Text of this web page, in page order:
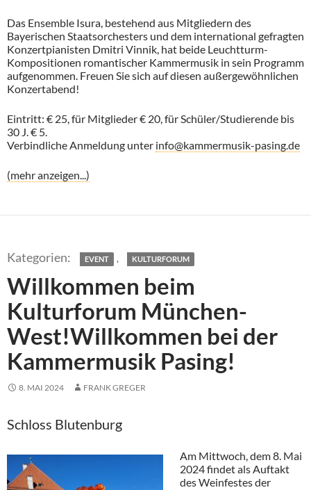
Das Ensemble Isura, bestehend aus Mitgliedern des
Bayerischen Staatsorchesters und dem international gefragten
Konzertpianisten Dmitri Vinnik, hat beide Leuchtturm-
Kompositionen romantischer Kammermusik in sein Programm
aufgenommen. Freuen Sie sich auf diesen außergewöhnlichen
Konzertabend!
Eintritt: € 25, für Mitglieder € 20, für Schüler/Studierende bis
30 J. € 5.
Verbindliche Anmeldung unter info@kammermusik-pasing.de
(mehr anzeigen...)
EVENT , KULTURFORUM
Willkommen beim
Kulturforum München-
West!Willkommen bei der
Kammermusik Pasing!
8. MAI 2024 FRANK GREGER
Schloss Blutenburg
Am Mittwoch, dem 8. Mai
2024 findet als Auftakt
des Weinfestes der